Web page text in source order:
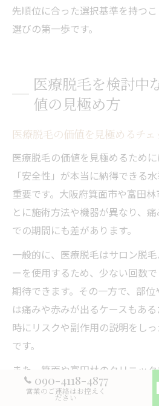
先順位に合った選択基準を持つ
選びの第一歩です。
医療脱毛を検討中
値の見極め方
医療脱毛の価値を見極めるチェ
医療脱毛の価値を見極めるため
「安全性」が本当に納得できる
重要です。大阪府箕面市や富田
とに施術方法や機器が異なり、
での期間にも差があります。
一般的に、医療脱毛はサロン脱
ーを使用するため、少ない回数
期待できます。その一方で、部
は痛みや赤みが出るケースもあ
時にリスクや副作用の説明をしっ
です。
また、箕面や富田林のクリニッ
さやアクセスの良さも大きなポ
090-4118-4877
営業のご連絡はお控えく
ださい